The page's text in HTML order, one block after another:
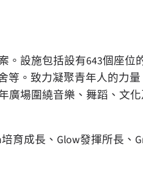
設施包括設有643個座位
等。致力凝聚青年人的力
廣場圍繞音樂、舞蹈、文
育成長、Glow發揮所長、